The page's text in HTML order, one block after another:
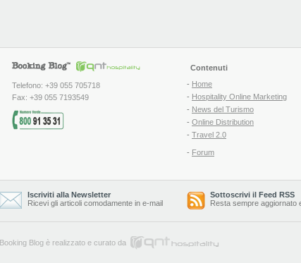
Telefono: +39 055 705718
Fax: +39 055 7193549
Contenuti
- Home
- Hospitality Online Marketing
- News del Turismo
- Online Distribution
- Travel 2.0
- Forum
Iscriviti alla Newsletter
Ricevi gli articoli comodamente in e-mail
Sottoscrivi il Feed RSS
Resta sempre aggiornato
Booking Blog è realizzato e curato da